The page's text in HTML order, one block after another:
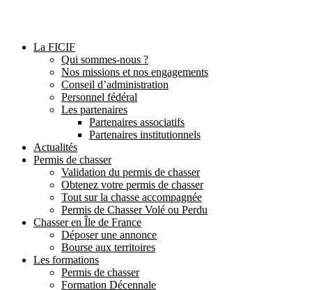
La FICIF
Qui sommes-nous ?
Nos missions et nos engagements
Conseil d’administration
Personnel fédéral
Les partenaires
Partenaires associatifs
Partenaires institutionnels
Actualités
Permis de chasser
Validation du permis de chasser
Obtenez votre permis de chasser
Tout sur la chasse accompagnée
Permis de Chasser Volé ou Perdu
Chasser en Île de France
Déposer une annonce
Bourse aux territoires
Les formations
Permis de chasser
Formation Décennale